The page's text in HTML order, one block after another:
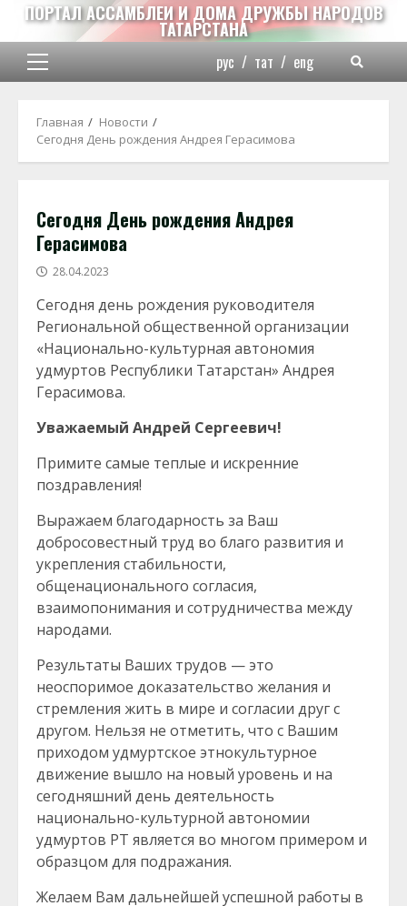
Перейти
содержимому
ПОРТАЛ АССАМБЛЕИ И ДОМА ДРУЖБЫ НАРОДОВ
ТАТАРСТАНА
Основное
рус / тат / eng
Главная
Новости
Сегодня День рождения Андрея Герасимова
Сегодня День рождения Андрея
Герасимова
28.04.2023
Сегодня день рождения руководителя
Региональной общественной организации
«Национально-культурная автономия
удмуртов Республики Татарстан» Андрея
Герасимова.
Уважаемый Андрей Сергеевич!
Примите самые теплые и искренние
поздравления!
Выражаем благодарность за Ваш
добросовестный труд во благо развития и
укрепления стабильности,
общенационального согласия,
взаимопонимания и сотрудничества между
народами.
Результаты Ваших трудов — это
неоспоримое доказательство желания и
стремления жить в мире и согласии друг с
другом. Нельзя не отметить, что с Вашим
приходом удмуртское этнокультурное
движение вышло на новый уровень и на
сегодняшний день деятельность
национально-культурной автономии
удмуртов РТ является во многом примером и
образцом для подражания.
Желаем Вам дальнейшей успешной работы в